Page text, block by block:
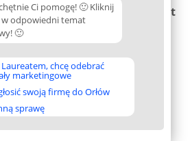
Ci pomogę! 🙂 Kliknij
w odpowiedni temat
🙂
Laureatem, chcę odebrać
marketingowe
swoją firmę do Orłów
sprawę
k.
22
Plebiscyt
Lista
Laureatów
Zasady
Regulamin
Prywatności
Kontakt